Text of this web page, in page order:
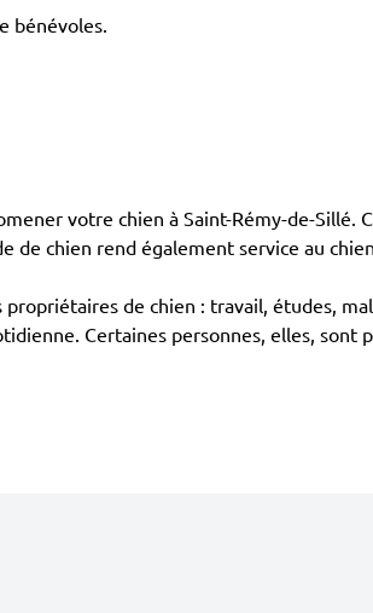
bénévoles.
votre chien à Saint-Rémy-de-Sillé.
de chien rend également service au
de chien : travail, études,
Certaines personnes, elles,